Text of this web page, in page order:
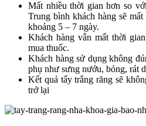
Mất nhiều thời gian hơn so
Trung bình khách hàng sẽ
khoảng 5 – 7 ngày.
Khách hàng vẫn mất thời
mua thuốc.
Khách hàng sử dụng không
phụ như sưng nướu, bỏng, rát
Kết quả tẩy trắng răng sẽ
trở lại